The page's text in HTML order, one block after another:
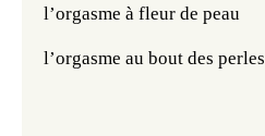
l’orgasme à fleur de peau
l’orgasme au bout des perles